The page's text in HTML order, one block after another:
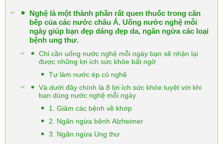
Nghệ là một thành phần rất quen thuốc trong căn
bếp của các nước châu Á. Uống nước nghệ mỗi
ngày giúp bạn đẹp dáng đẹp da, ngăn ngừa các loại
bệnh ung thư.
Chỉ cần uống nước nghệ mỗi ngày bạn sẽ nhận lại
được những lợi ích sức khỏe bất ngờ
Tự làm nước ép củ nghệ
Và dưới đây chính là 8 lợi ích sức khỏe tuyệt vời khi
bạn dùng nước nghệ mỗi ngày
1. Giảm các bệnh về khớp
2. Ngăn ngừa bệnh Alzheimer
3. Ngăn ngừa Ung thư